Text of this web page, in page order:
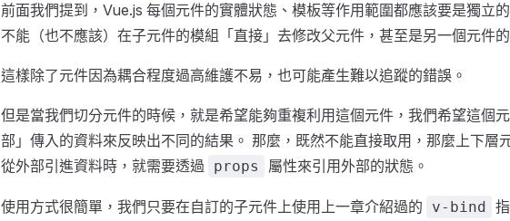
前面我們提到，Vue.js 每個元件的實體狀態、模板等作用範圍都應該要是獨立
不能（也不應該）在子元件的模組「直接」去修改父元件，甚至是另一個元件
這樣除了元件因為耦合程度過高維護不易，也可能產生難以追蹤的錯誤。
但是當我們切分元件的時候，就是希望能夠重複利用這個元件，我們希望這個
部」傳入的資料來反映出不同的結果。 那麼，既然不能直接取用，那麼上下層
從外部引進資料時，就需要透過
props 屬性來引用外部的狀態。
使用方式很簡單，我們只要在自訂的子元件上使用上一章介紹過的 v-bind